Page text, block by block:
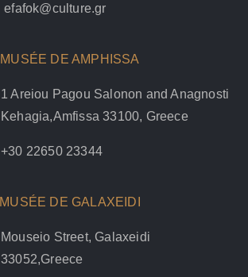
efafok@culture.gr
MUSÉE DE AMPHISSA
1 Areiou Pagou Salonon and Anagnosti
Kehagia,Amfissa 33100, Greece
+30 22650 23344
MUSÉE DE GALAXEIDI
Mouseio Street, Galaxeidi
33052,Greece